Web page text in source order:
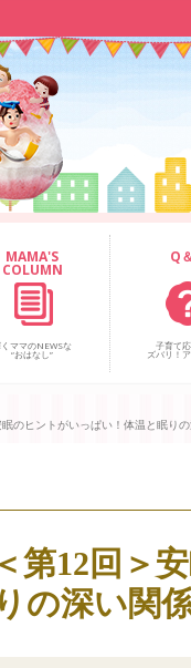
MAMA'S
COLUMN
ママのNEWSな
“おはなし”
Q
子育て
ズバリ！
眠のヒントがいっぱい！体温と眠り
第12回＞
の深い関